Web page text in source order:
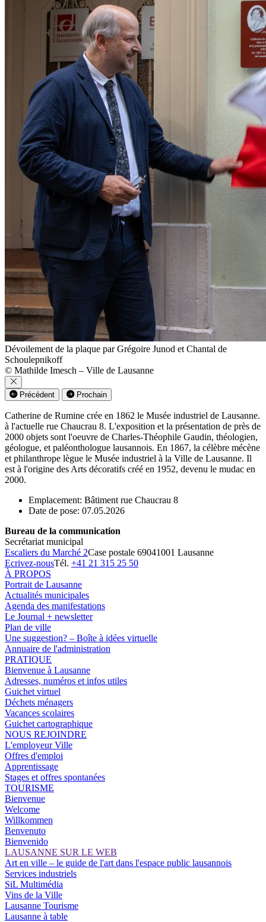
Dévoilement de la plaque par Grégoire Junod et Chantal de
Schoulepnikoff
© Mathilde Imesch – Ville de Lausanne
Précédent Prochain
Catherine de Rumine crée en 1862 le Musée industriel de Lausanne.
à l'actuelle rue Chaucrau 8. L'exposition et la présentation de près de
2000 objets sont l'oeuvre de Charles-Théophile Gaudin, théologien,
géologue, et paléonthologue lausannois. En 1867, la célèbre mécène
et philanthrope lègue le Musée industriel à la Ville de Lausanne. Il
est à l'origine des Arts décoratifs créé en 1952, devenu le mudac en
2000.
Emplacement: Bâtiment rue Chaucrau 8
Date de pose: 07.05.2026
Bureau de la communication
Secrétariat municipal
Escaliers du Marché 2Case postale 69041001 Lausanne
Ecrivez-nousTél. +41 21 315 25 50
À PROPOS
Portrait de Lausanne
Actualités municipales
Agenda des manifestations
Le Journal + newsletter
Plan de ville
Une suggestion? – Boîte à idées virtuelle
Annuaire de l'administration
PRATIQUE
Bienvenue à Lausanne
Adresses, numéros et infos utiles
Guichet virtuel
Déchets ménagers
Vacances scolaires
Guichet cartographique
NOUS REJOINDRE
L'employeur Ville
Offres d'emploi
Apprentissage
Stages et offres spontanées
TOURISME
Bienvenue
Welcome
Willkommen
Benvenuto
Bienvenido
LAUSANNE SUR LE WEB
Art en ville – le guide de l'art dans l'espace public lausannois
Services industriels
SiL Multimédia
Vins de la Ville
Lausanne Tourisme
Lausanne à table